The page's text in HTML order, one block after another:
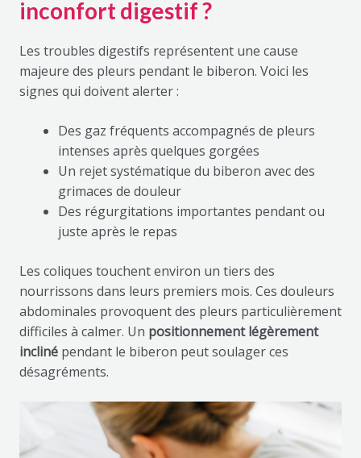
inconfort digestif ?
Les troubles digestifs représentent une cause
majeure des pleurs pendant le biberon. Voici les
signes qui doivent alerter :
Des gaz fréquents accompagnés de pleurs
intenses après quelques gorgées
Un rejet systématique du biberon avec des
grimaces de douleur
Des régurgitations importantes pendant ou
juste après le repas
Les coliques touchent environ un tiers des
nourrissons dans leurs premiers mois. Ces douleurs
abdominales provoquent des pleurs particulièrement
difficiles à calmer. Un positionnement légèrement
inclinépendant le biberon peut soulager ces
désagréments.